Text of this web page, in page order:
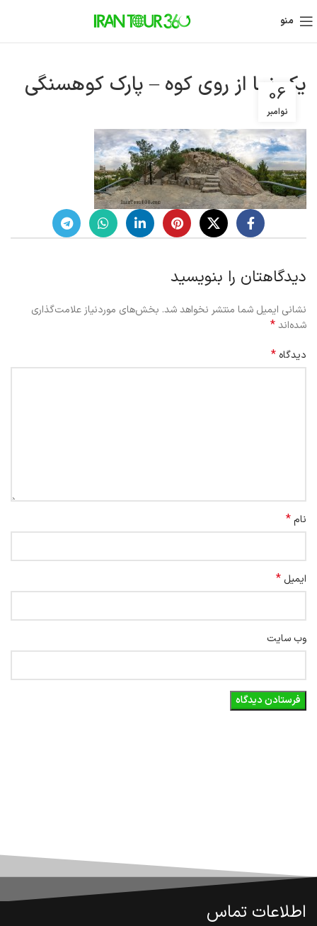
منو
یک نما از روی کوه – پارک کوهسنگی
06
نوامبر
دیدگاهتان را بنویسید
نشانی ایمیل شما منتشر نخواهد شد. بخش‌های موردنیاز علامت‌گذاری
شده‌اند*
دیدگاه *
نام*
ایمیل *
وب‌ سایت
اطلاعات تماس